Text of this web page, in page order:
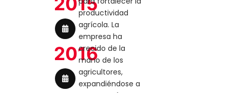
2016
productividad
agrícola. La
empresa ha
crecido de la
mano de los
agricultores,
expandiéndose a